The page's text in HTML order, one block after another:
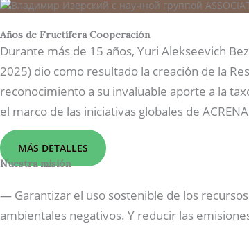
Años de Fructífera Cooperación
Durante más de 15 años, Yuri Alekseevich
2025) dio como resultado la creación de la
reconocimiento a su invaluable aporte a la
el marco de las iniciativas globales de
MÁS DETALLES
Nuestra misión
— Garantizar el uso sostenible de los
ambientales negativos. Y reducir las